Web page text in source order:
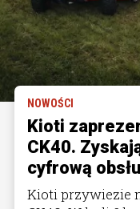
NOWOŚCI
Kioti
CK40.
cyfrową
Kioti przywiezie